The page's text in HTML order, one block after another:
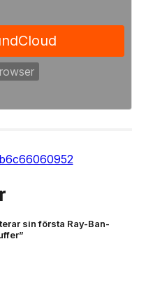
sin första Ray-Ban-